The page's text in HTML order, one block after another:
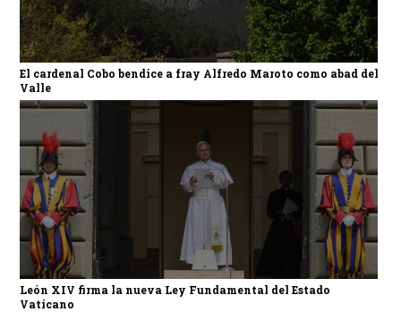
El cardenal Cobo bendice a fray Alfredo Maroto como abad del
Valle
León XIV firma la nueva Ley Fundamental del Estado
Vaticano